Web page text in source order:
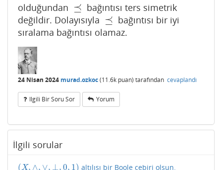
olduğundan ⪯
⪯ bağıntısı ters simetrik
değildir. Dolayısıyla ⪯
⪯ bağıntısı bir iyi
sıralama bağıntısı olamaz.
24 Nisan 2024 murad.ozkoc(11.6k puan) tarafından cevaplandı
Ilgili Bir Soru Sor Yorum
İlgili sorular
(X, ∧, ∨, ⊥,0, 1)
(X,∧ ∨,⊥,0, 1) altılısı bir Boole cebiri olsun.